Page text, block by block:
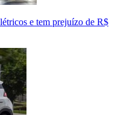
e tem prejuízo de R$